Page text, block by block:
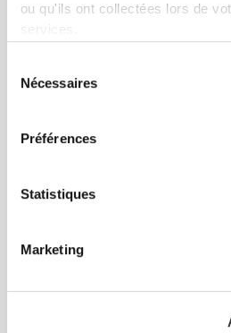
ou qu'ils ont collectées lors de
services.
Nécessaires
Préférences
Statistiques
Marketing
Alpine NRG